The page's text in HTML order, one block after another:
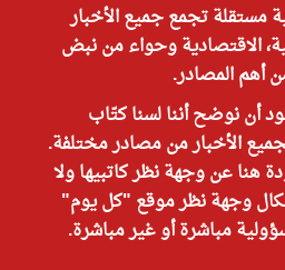
مستقلة تجمع جميع الأخبار
الاقتصادية وحواء من نبض
أهم المصادر.
أن نوضح أننا لسنا كتّاب
الأخبار من مصادر مختلفة.
هنا عن وجهة نظر كاتبيها ولا
وجهة نظر موقع "كل يوم"
مباشرة أو غير مباشرة.